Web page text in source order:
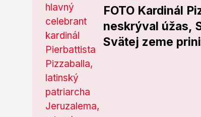
FOTO Kardinál
neskrýval úžas,
Svätej zeme